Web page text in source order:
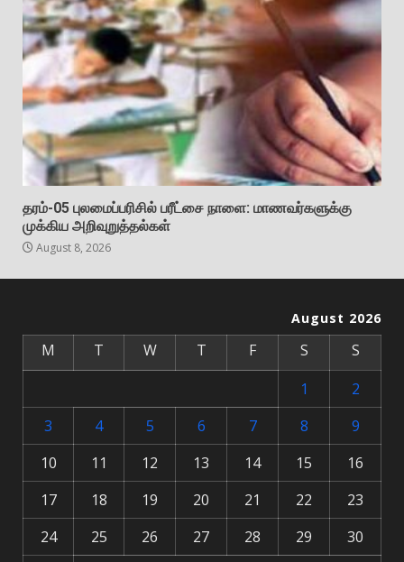
தரம்-05 புலமைப்பரிசில் பரீட்சை நாளை: மாணவர்களுக்கு
முக்கிய அறிவுறுத்தல்கள்
August 8, 2026
August 2026
M T W T F S
S
1
2
3
4 5 6 7 8
9
10
11 12 13 14 15
16
17
18 19 20 21 22
23
24
25 26 27 28 29
30